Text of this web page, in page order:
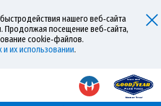
нашего веб‑сайта
Продолжая посещение веб‑сайта,
cookie‑файлов.
их использовании.